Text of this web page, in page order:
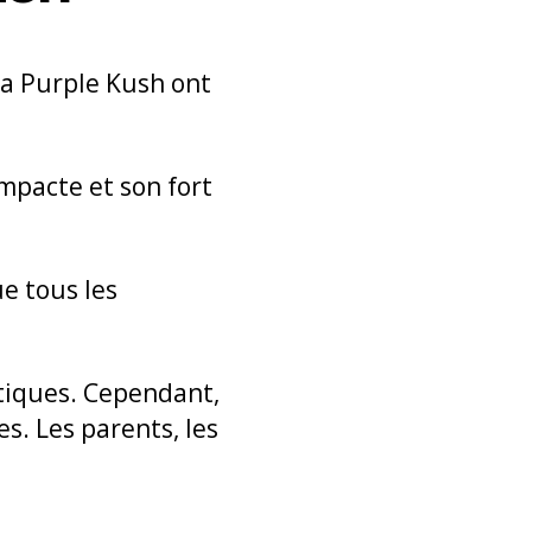
Purple Kush ont
et son fort
tous les
Cependant,
Les parents, les